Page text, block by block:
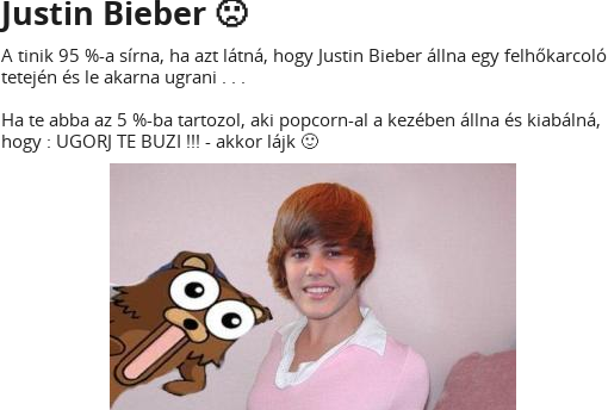
Justin Bieber 🙁
A tinik 95 %-a sírna, ha azt látná, hogy Justin Bieber állna egy felhőkarcoló
tetején és le akarna ugrani . . .
Ha te abba az 5 %-ba tartozol, aki popcorn-al a kezében állna és kiabálná,
hogy : UGORJ TE BUZI !!! - akkor lájk 🙂